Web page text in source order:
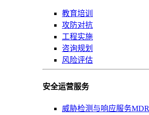
教育培训
攻防对抗
工程实施
咨询规划
风险评估
安全运营服务
威胁检测与响应服务MDR